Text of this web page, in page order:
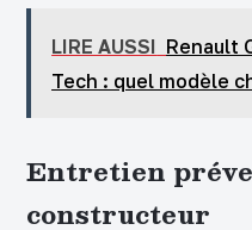
LIRE AUSSI Renault
Tech : quel modèle
Entretien
constructeur